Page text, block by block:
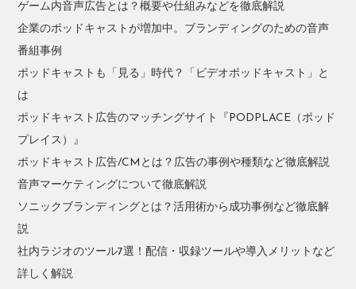
ゲーム内音声広告とは？概要や仕組みなどを徹底解説
企業のポッドキャストが増加中。ブランディングのための音声
番組事例
ポッドキャストも「見る」時代？「ビデオポッドキャスト」と
は
ポッドキャスト広告のマッチングサイト『PODPLACE（ポッド
プレイス）』
ポッドキャスト広告/CMとは？広告の事例や種類など徹底解説
音声マーケティングについて徹底解説
ソニックブランディングとは？活用術から成功事例など徹底解
説
社内ラジオのツール7選！配信・収録ツールや導入メリットなど
詳しく解説